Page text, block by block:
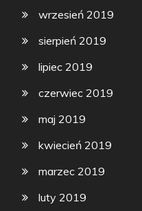
wrzesień 2019
sierpień 2019
lipiec 2019
czerwiec 2019
maj 2019
kwiecień 2019
marzec 2019
luty 2019